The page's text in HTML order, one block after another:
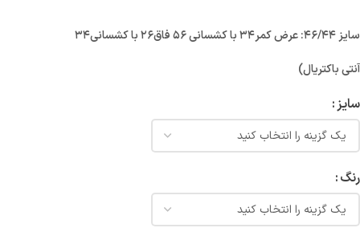
سایز ۴۶/۴۴: عرض کمر۳۴ با کشسانی ۵۶ فاق۲۶ با کشسانی۳۴
آنتی باکتریال)
سایز
رنگ